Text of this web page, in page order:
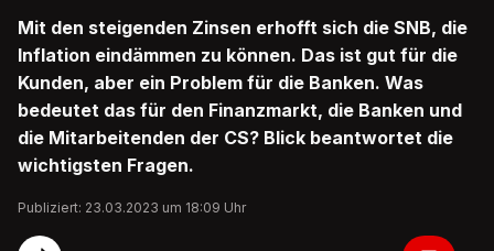
Mit den steigenden Zinsen erhofft sich die SNB, die
Inflation eindämmen zu können. Das ist gut für die
Kunden, aber ein Problem für die Banken. Was
bedeutet das für den Finanzmarkt, die Banken und
die Mitarbeitenden der CS? Blick beantwortet die
wichtigsten Fragen.
Publiziert: 23.03.2023 um 18:09 Uhr